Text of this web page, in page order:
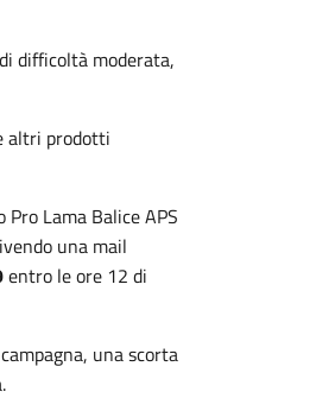
difficoltà moderata,
altri prodotti
Lama Balice APS
una mail
entro le ore 12 di
una scorta